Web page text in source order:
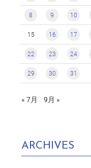
8 9 10
15 16 17
22 23 24
29 30 31
« 7月 9月 »
ARCHIVES